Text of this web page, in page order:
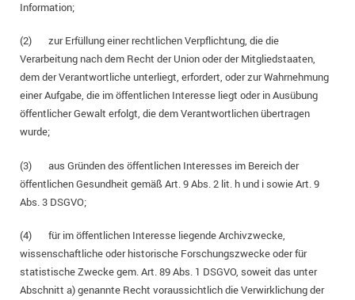
Information;
(2) zur Erfüllung einer rechtlichen Verpflichtung, die die
Verarbeitung nach dem Recht der Union oder der Mitgliedstaaten,
dem der Verantwortliche unterliegt, erfordert, oder zur Wahrnehmung
einer Aufgabe, die im öffentlichen Interesse liegt oder in Ausübung
öffentlicher Gewalt erfolgt, die dem Verantwortlichen übertragen
wurde;
(3) aus Gründen des öffentlichen Interesses im Bereich der
öffentlichen Gesundheit gemäß Art. 9 Abs. 2 lit. h und i sowie Art. 9
Abs. 3 DSGVO;
(4) für im öffentlichen Interesse liegende Archivzwecke,
wissenschaftliche oder historische Forschungszwecke oder für
statistische Zwecke gem. Art. 89 Abs. 1 DSGVO, soweit das unter
Abschnitt a) genannte Recht voraussichtlich die Verwirklichung der